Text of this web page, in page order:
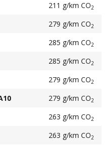
211 g/km CO2
279 g/km CO2
285 g/km CO2
285 g/km CO2
279 g/km CO2
279 g/km CO2
263 g/km CO2
263 g/km CO2